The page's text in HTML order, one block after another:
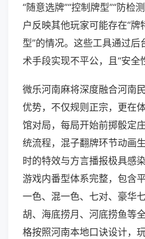
“随意选牌”“控制牌型”“防检
户反映其他玩家可能存在“牌
型”的情况。这些工具通过
术手段实现不平公，且“安全
微乐河南麻将深度融合河南
优势，不仅规则正宗，更在
馆对局，每局开始前掷骰定
统流程，混子翻牌环节动画
时的特效与方言播报极具感
游戏内番型体系完整，包含
一色、混一色、七对、豪华
胡、海底捞月、河底捞鱼等
格按照河南本地口诀设计，